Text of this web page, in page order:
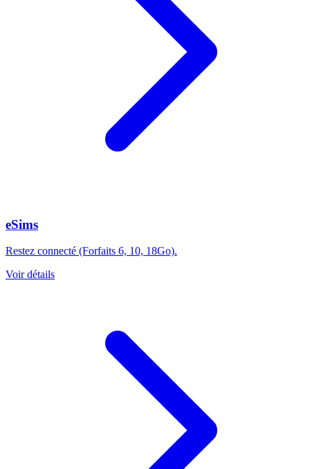
eSims
Restez connecté (Forfaits 6, 10, 18Go).
Voir détails